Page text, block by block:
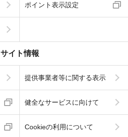
ポイント表示設定
サイト情報
提供事業者等に関する表示
健全なサービスに向けて
Cookieの利用について